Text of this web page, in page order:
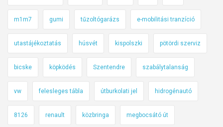
m1m7 gumi tűzoltógarázs e-mobilitási tranzíció
utastájékoztatás húsvét kispolszki pötördi szerviz
bicske köpködés Szentendre szabálytalanság
vw felesleges tábla útburkolati jel hidrogénautó
8126 renault közbringa megbocsátó út